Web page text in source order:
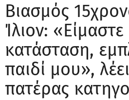
Βιασμός
Ίλιον:
κατάσταση,
παιδί μου»,
πατέρας